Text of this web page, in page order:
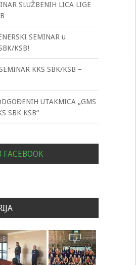
SLUŽBENIH LICA LIGE
SEMINAR u
KSB!
KKS SBK/KSB –
UTAKMICA „GMS
SBK KSB“
FACEBOOK